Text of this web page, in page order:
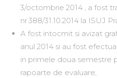
3/octombrie 2014 , a fost
nr.388/31.10.2014 la ISUJ
A fost intocmit si avizat
anul 2014 si au fost
in primele doua semestre
rapoarte de evaluare;